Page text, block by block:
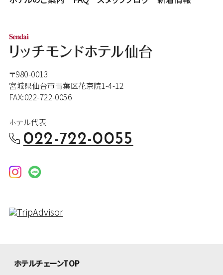
〒980-0013
宮城県仙台市青葉区花京院1-4-12
FAX:022-722-0056
ホテル代表
022-722-0055
ホテルチェーンTOP